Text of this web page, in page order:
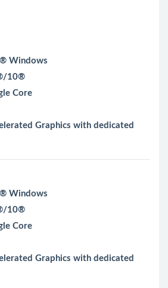
Windows
10®
Core
Graphics with dedicated
Windows
10®
Core
Graphics with dedicated